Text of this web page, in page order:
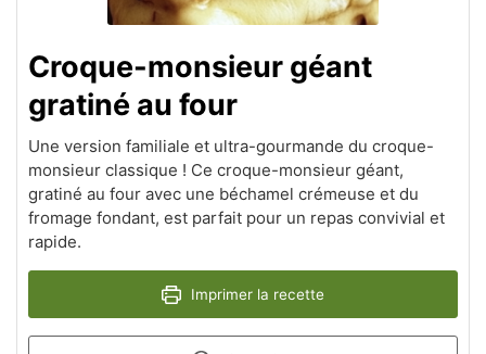
Croque-monsieur géant
gratiné au four
Une version familiale et ultra-gourmande du croque-
monsieur classique ! Ce croque-monsieur géant,
gratiné au four avec une béchamel crémeuse et du
fromage fondant, est parfait pour un repas convivial et
rapide.
Imprimer la recette